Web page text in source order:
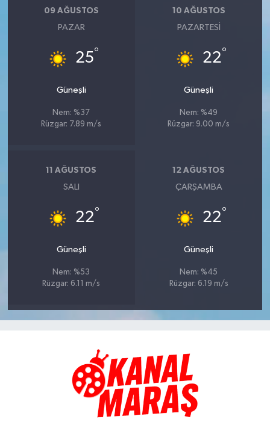
09 AĞUSTOS
PAZAR
25°
Güneşli
Nem: %37
Rüzgar: 7.89 m/s
10 AĞUSTOS
PAZARTESI
22°
Güneşli
Nem: %49
Rüzgar: 9.00 m/s
11 AĞUSTOS
SALI
22°
Güneşli
Nem: %53
Rüzgar: 6.11 m/s
12 AĞUSTOS
ÇARŞAMBA
22°
Güneşli
Nem: %45
Rüzgar: 6.19 m/s